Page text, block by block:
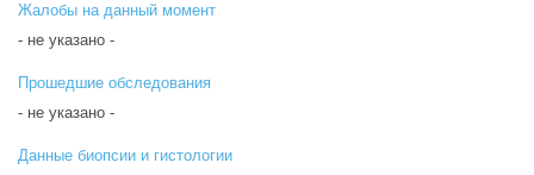
Жалобы на данный момент
- не указано -
Прошедшие обследования
- не указано -
Данные биопсии и гистологии